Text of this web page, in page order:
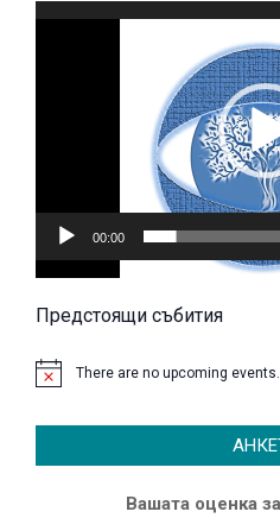
Видео
00:00
Предстоящи събития
There are no upcoming events.
Вашата оценка